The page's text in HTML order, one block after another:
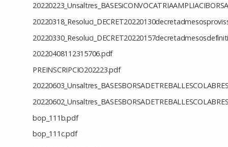
20220408112315706.pdf
PREINSCRIPCIO202223.pdf
bop_111b.pdf
bop_111c.pdf